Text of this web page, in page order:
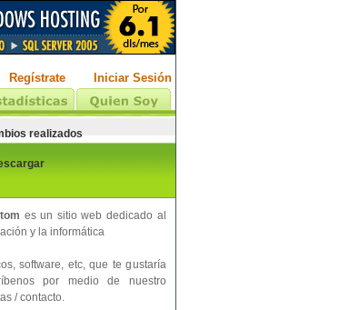
Regístrate Iniciar Sesión
realizados
es un sitio web dedicado al
y la informática
software, etc, que te gustaría
por medio de nuestro
/ contacto.